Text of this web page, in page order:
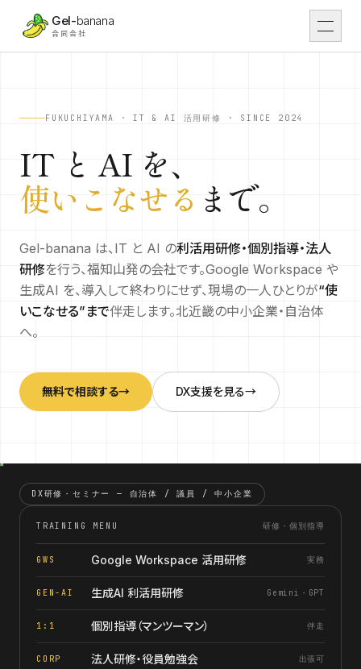
本文へスキップ
Gel-banana
合同会社
02Work 導入事例
03 IT
04Tsunaga Room場・運営
05
06 Labs AI/DX解説
FUKUCHIYAMA · IT & AI 活用研修 · SINCE 2024
IT と AI を、
使いこなせる まで。
Gel-banana は、IT と AI の利活用研修・個別指導・法人
研修を行う、福知山発の会社です。Google Workspace や
生成AI を、導入して終わりにせず、現場の一人ひとりが“使
いこなせる”まで伴走します。北近畿の中小企業・自治体
へ。
無料で相談する→ DX支援を見る→
DX研修・セミナー — 自治体 / 議員 / 中小企業
TRAINING MENU 研修・個別指導
GWS Google Workspace 活用研修 実務
GEN-AI 生成AI 利活用研修 Gemini・GPT
1:1 個別指導（マンツーマン） 伴走
CORP 法人研修・役員勉強会 出張可